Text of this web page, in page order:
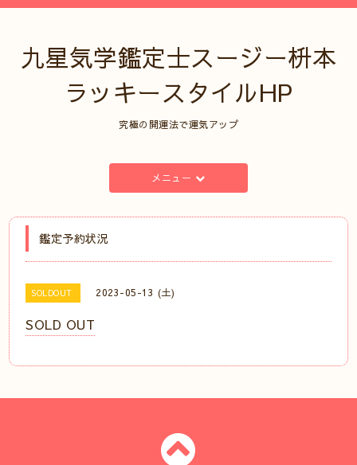
九星気学鑑定士スージー枡本
ラッキースタイルHP
究極の開運法で運気アップ
メニュー
鑑定予約状況
SOLDOUT 2023-05-13 (土)
SOLD OUT